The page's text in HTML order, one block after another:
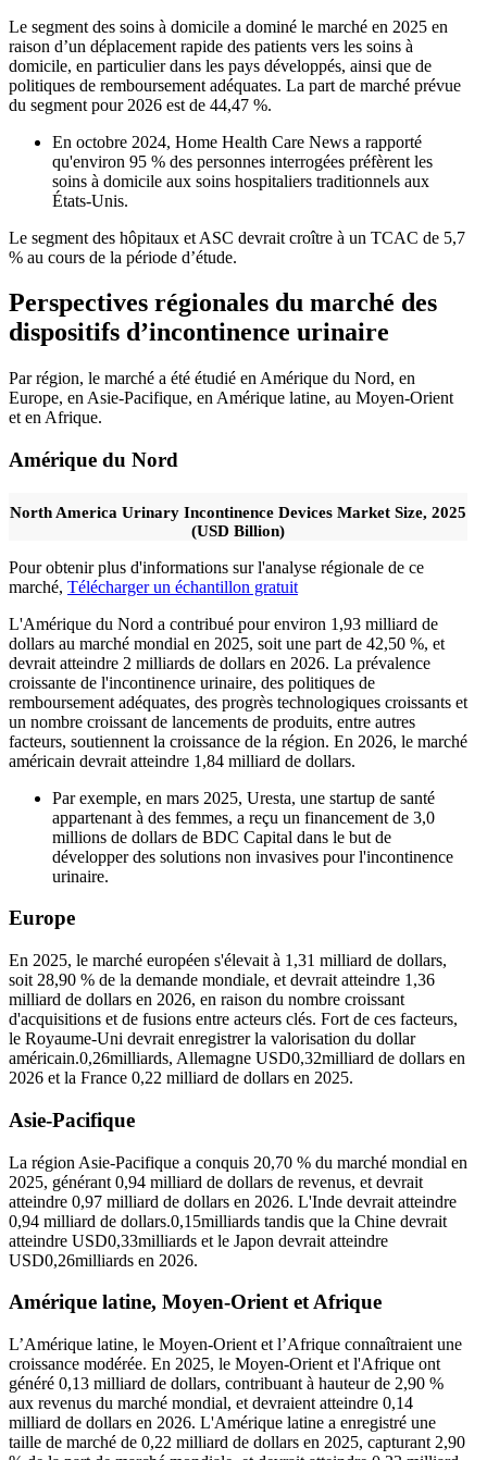
Le segment des soins à domicile a dominé le marché en 2025 en
raison d’un déplacement rapide des patients vers les soins à
domicile, en particulier dans les pays développés, ainsi que de
politiques de remboursement adéquates. La part de marché prévue
du segment pour 2026 est de 44,47 %.
En octobre 2024, Home Health Care News a rapporté
qu'environ 95 % des personnes interrogées préfèrent les
soins à domicile aux soins hospitaliers traditionnels aux
États-Unis.
Le segment des hôpitaux et ASC devrait croître à un TCAC de 5,7
% au cours de la période d’étude.
Perspectives régionales du marché des
dispositifs d’incontinence urinaire
Par région, le marché a été étudié en Amérique du Nord, en
Europe, en Asie-Pacifique, en Amérique latine, au Moyen-Orient
et en Afrique.
Amérique du Nord
North America Urinary Incontinence Devices Market Size, 2025
(USD Billion)
Pour obtenir plus d'informations sur l'analyse régionale de ce
marché, Télécharger un échantillon gratuit
L'Amérique du Nord a contribué pour environ 1,93 milliard de
dollars au marché mondial en 2025, soit une part de 42,50 %, et
devrait atteindre 2 milliards de dollars en 2026. La prévalence
croissante de l'incontinence urinaire, des politiques de
remboursement adéquates, des progrès technologiques croissants et
un nombre croissant de lancements de produits, entre autres
facteurs, soutiennent la croissance de la région. En 2026, le marché
américain devrait atteindre 1,84 milliard de dollars.
Par exemple, en mars 2025, Uresta, une startup de santé
appartenant à des femmes, a reçu un financement de 3,0
millions de dollars de BDC Capital dans le but de
développer des solutions non invasives pour l'incontinence
urinaire.
Europe
En 2025, le marché européen s'élevait à 1,31 milliard de dollars,
soit 28,90 % de la demande mondiale, et devrait atteindre 1,36
milliard de dollars en 2026, en raison du nombre croissant
d'acquisitions et de fusions entre acteurs clés. Fort de ces facteurs,
le Royaume-Uni devrait enregistrer la valorisation du dollar
américain.0,26milliards, Allemagne USD0,32milliard de dollars en
2026 et la France 0,22 milliard de dollars en 2025.
Asie-Pacifique
La région Asie-Pacifique a conquis 20,70 % du marché mondial en
2025, générant 0,94 milliard de dollars de revenus, et devrait
atteindre 0,97 milliard de dollars en 2026. L'Inde devrait atteindre
0,94 milliard de dollars.0,15milliards tandis que la Chine devrait
atteindre USD0,33milliards et le Japon devrait atteindre
USD0,26milliards en 2026.
Amérique latine, Moyen-Orient et Afrique
L’Amérique latine, le Moyen-Orient et l’Afrique connaîtraient une
croissance modérée. En 2025, le Moyen-Orient et l'Afrique ont
généré 0,13 milliard de dollars, contribuant à hauteur de 2,90 %
aux revenus du marché mondial, et devraient atteindre 0,14
milliard de dollars en 2026. L'Amérique latine a enregistré une
taille de marché de 0,22 milliard de dollars en 2025, capturant 2,90